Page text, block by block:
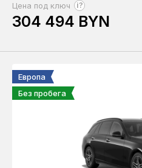
Цена под ключ ?
304 494 BYN
Европа
Без пробега